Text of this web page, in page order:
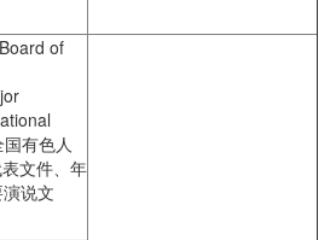
of
有色人
文件、年
说文